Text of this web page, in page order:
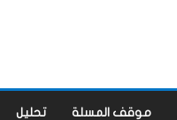
موقف المسلة تحليل